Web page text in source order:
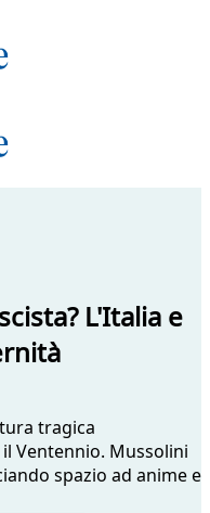
L'Italia e
tragica
Ventennio. Mussolini
spazio ad anime e